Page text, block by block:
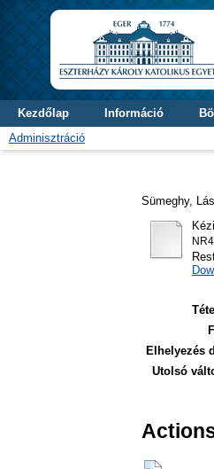
Kezdőlap Információ
Adminisztráció
Sümeghy,
Elhelyezés
Utolsó